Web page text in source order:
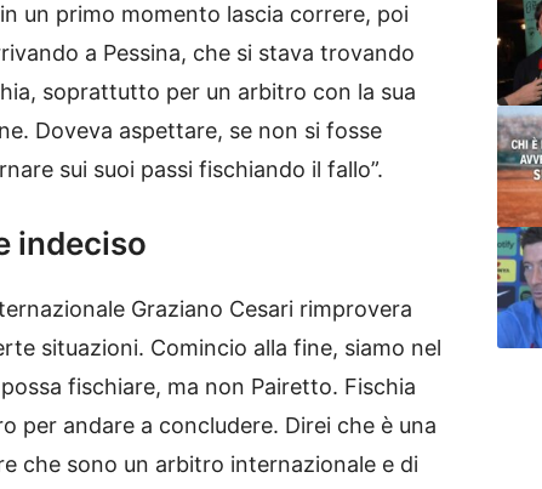
un primo momento lascia correre, poi
a Pessina, che si stava trovando
soprattutto per un arbitro con la sua
Doveva aspettare, se non si fosse
sui suoi passi fischiando il fallo”.
indeciso
Graziano Cesari rimprovera
situazioni. Comincio alla fine, siamo nel
fischiare, ma non Pairetto. Fischia
per andare a concludere. Direi che è una
che sono un arbitro internazionale e di